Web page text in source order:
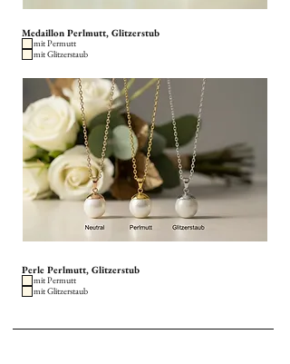
Medaillon Perlmutt, Glitzerstub
mit Permutt
mit Glitzerstaub
Perle Perlmutt, Glitzerstub
mit Permutt
mit Glitzerstaub